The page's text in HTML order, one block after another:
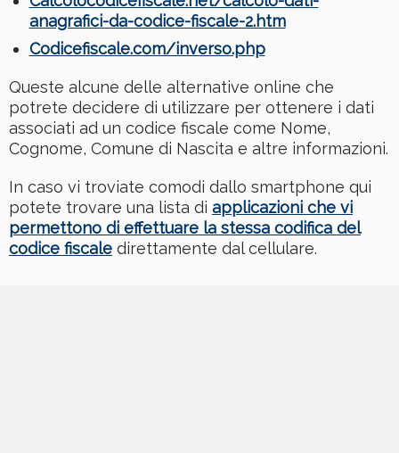
anagrafici-da-codice-fiscale-2.htm
Codicefiscale.com/inverso.php
Queste alcune delle alternative online che
potrete decidere di utilizzare per ottenere i dati
associati ad un codice fiscale come Nome,
Cognome, Comune di Nascita e altre informazioni.
In caso vi troviate comodi dallo smartphone qui
potete trovare una lista di applicazioni che vi
permettono di effettuare la stessa codifica del
codice fiscale direttamente dal cellulare.